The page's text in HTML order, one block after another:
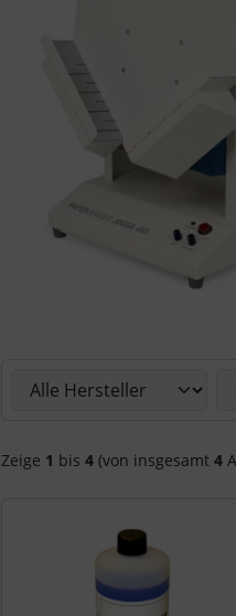
Zeige 1 bis 4 (von insgesamt 4